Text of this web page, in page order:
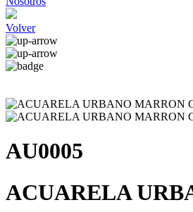
Volver
AU0005
ACUARELA